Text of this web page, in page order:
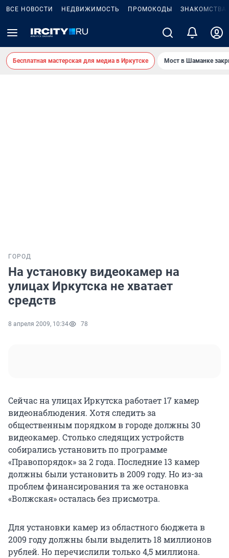
ВСЕ НОВОСТИ НЕДВИЖИМОСТЬ ПРОМОКОДЫ ЗНАКОМСТВА
Бесплатная мастерская для медиа в Иркутске Мост в Шаманке
ГОРОД
На установку видеокамер на
улицах Иркутска не хватает
средств
8 апреля 2009, 10:34 78
Сейчас на улицах Иркутска работает 17 камер
видеонаблюдения. Хотя следить за
общественным порядком в городе должны 30
видеокамер. Столько следящих устройств
собирались установить по программе
«Правопорядок» за 2 года. Последние 13 камер
должны были установить в 2009 году. Но из-за
проблем финансирования та же остановка
«Волжская» осталась без присмотра.
Для установки камер из областного бюджета в
2009 году должны были выделить 18 миллионов
рублей. Но перечислили только 4,5 миллиона.